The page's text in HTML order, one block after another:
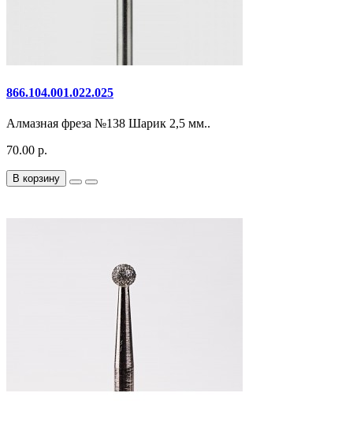
866.104.001.022.025
Алмазная фреза №138 Шарик 2,5 мм..
70.00 р.
В корзину